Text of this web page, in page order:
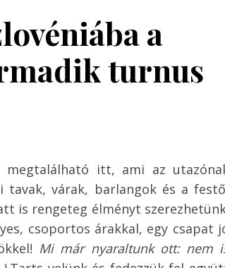
a
turnus
megtalálható itt, ami az
tavak, várak, barlangok és a
is rengeteg élményt
csoportos árakkal, egy csapat
Mi már nyaraltunk ott: nem